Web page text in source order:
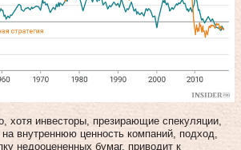
хотя инвесторы, презирающие спекуляции,
внутреннюю ценность компаний, подход,
недооцененных бумаг, приводит к